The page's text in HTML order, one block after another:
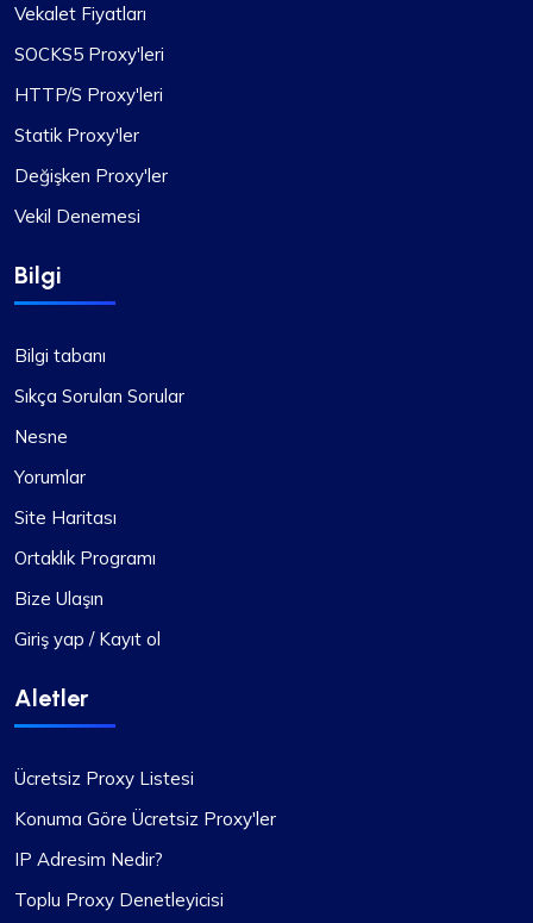
Harika bir deneyim
Tüm proxy ihtiyaçlarım için iki yıldan fazla bir
süredir ProxyCompass'a güveniyorum (çünkü
fineproxy.de olarak anılıyorlardı). Sürekli
kalitede hizmet sunma konusundaki
kararlılıklarını göstermektedir.
Oliver Lee
Olumlu izlenim
eşsizdir. Proje gereksinimlerime göre statik ve
dönen proxy'ler arasında kolayca geçiş
için paha biçilmez bir araç haline getiriyor.
Nuh Brown
Vekalet Fiyatları
SOCKS5 Proxy'leri
HTTP/S Proxy'leri
Statik Proxy'ler
Değişken Proxy'ler
Vekil Denemesi
Bilgi
Bilgi tabanı
Sıkça Sorulan Sorular
Nesne
Yorumlar
Site Haritası
Ortaklık Programı
Bize Ulaşın
Giriş yap / Kayıt ol
Aletler
Ücretsiz Proxy Listesi
Konuma Göre Ücretsiz Proxy'ler
IP Adresim Nedir?
Toplu Proxy Denetleyicisi